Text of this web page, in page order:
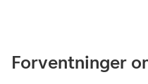
Forventninger